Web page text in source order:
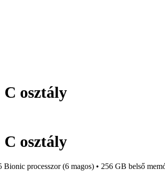
osztály
osztály
processzor (6 magos) • 256 GB belső